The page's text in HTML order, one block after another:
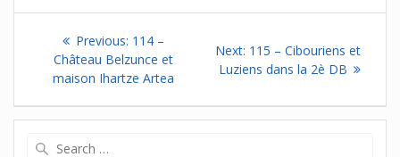
Navigation
l’article
Previous: Previous
post:
114 –
Château Belzunce et
maison Ihartze Artea
Next: Next
post:
115 – Cibouriens et
Luziens dans la 2è DB